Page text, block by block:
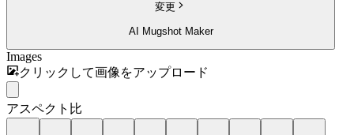
変更
AI Mugshot Maker
Images
クリックして画像をアップロード
アスペクト比